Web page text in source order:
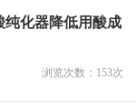
纯化器降低用酸成
浏览次数： 153次